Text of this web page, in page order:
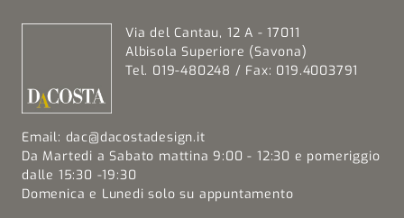
Via del Cantau, 12 A - 17011
Albisola Superiore (Savona)
Tel. 019-480248 / Fax: 019.4003791
Email: dac@dacostadesign.it
Da Martedi a Sabato mattina 9:00 - 12:30 e pomeriggio
dalle 15:30 -19:30
Domenica e Lunedi solo su appuntamento